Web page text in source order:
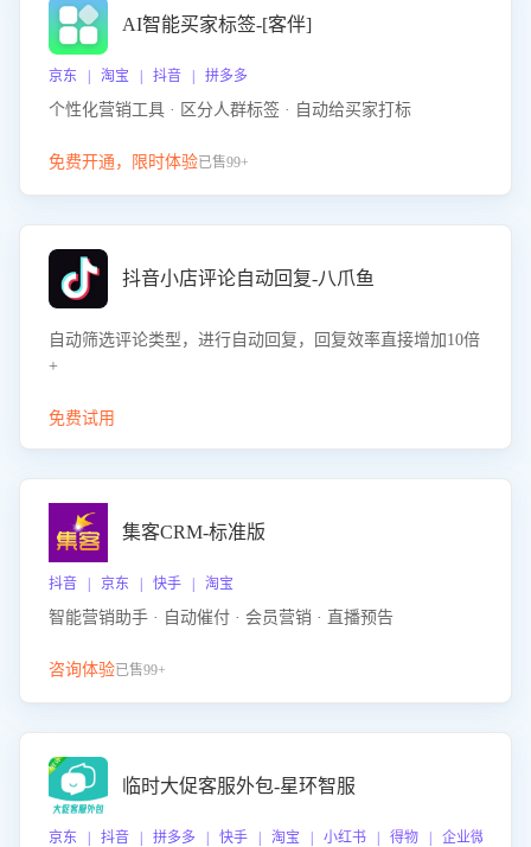
AI智能买家标签-[客伴]
京东 | 淘宝 | 抖音 | 拼多多
个性化营销工具 · 区分人群标签 · 自动给买家打标
免费开通，限时体验已售99+
抖音小店评论自动回复-八爪鱼
自动筛选评论类型，进行自动回复，回复效率直接增加10倍
+
免费试用
集客CRM-标准版
抖音 | 京东 | 快手 | 淘宝
智能营销助手 · 自动催付 · 会员营销 · 直播预告
咨询体验已售99+
临时大促客服外包-星环智服
京东 | 抖音 | 拼多多 | 快手 | 淘宝 | 小红书 | 得物 | 企业微信